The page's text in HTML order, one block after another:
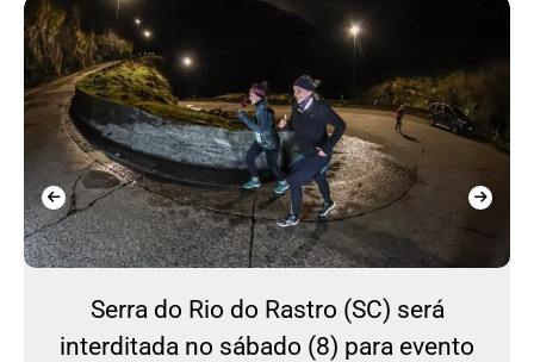
Serra do Rio do Rastro (SC) será
interditada no sábado (8) para evento